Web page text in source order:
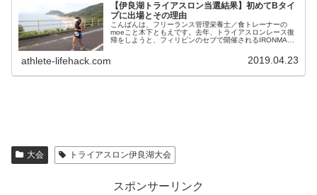
【伊良湖トライアスロン当選結果】初めてBタイ
プに出場とその理由
こんばんは、フリーランス管理栄養士／食トレーナーの
moeこと木下ともえです。去年、トライアスロンレース復
帰をしようと、フィリピンのセブで開催されるIRONMAN
athlete-lifehack.com 2019.04.23
大会 トライアスロン伊良湖大会
スポンサーリンク